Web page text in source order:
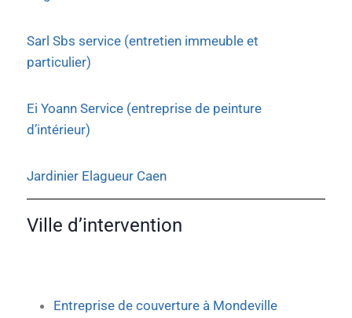
Sarl Sbs service (entretien immeuble et
particulier)
Ei Yoann Service (entreprise de peinture
d’intérieur)
Jardinier Elagueur Caen
Ville d’intervention
Entreprise de couverture à Mondeville